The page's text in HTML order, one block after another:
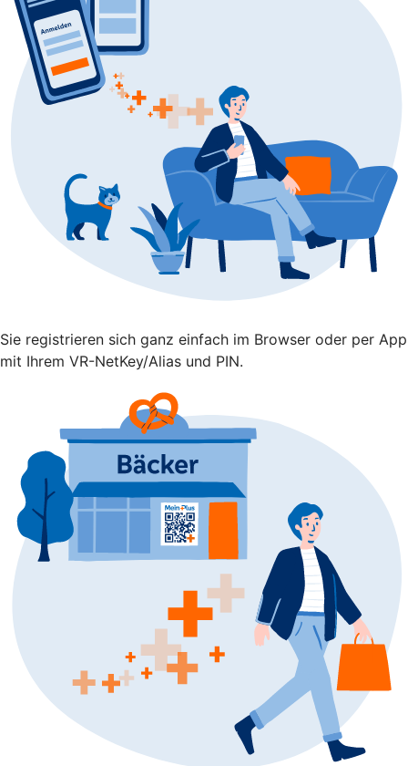
Sie registrieren sich ganz einfach im Browser oder per App
mit Ihrem VR-NetKey/Alias und PIN.